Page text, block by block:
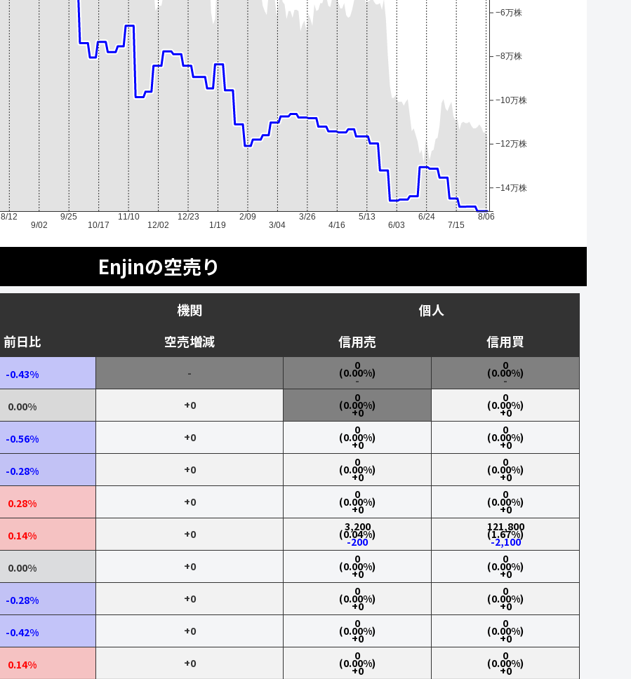
8/12
9/02
9/25
10/17
11/10
12/02
12/23
1/19
2/09
3/04
3/26
4/16
5/13
6/03
6/24
7/15
8/06
−14万株
−12万株
−10万株
−8万株
−6万株
Enjinの空売り
機関
個人
前日比 空売増減 信用売 信用買
-0.43% -
0
(0.00%)
-
0
(0.00%)
-
0.00% +0
0
(0.00%)
+0
0
(0.00%)
+0
-0.56% +0
0
(0.00%)
+0
0
(0.00%)
+0
-0.28% +0
0
(0.00%)
+0
0
(0.00%)
+0
0.28% +0
0
(0.00%)
+0
0
(0.00%)
+0
0.14% +0
3,200
(0.04%)
-200
121,800
(1.67%)
-2,100
0.00% +0
0
(0.00%)
+0
0
(0.00%)
+0
-0.28% +0
0
(0.00%)
+0
0
(0.00%)
+0
-0.42% +0
0
(0.00%)
+0
0
(0.00%)
+0
0.14% +0
0
(0.00%)
+0
0
(0.00%)
+0